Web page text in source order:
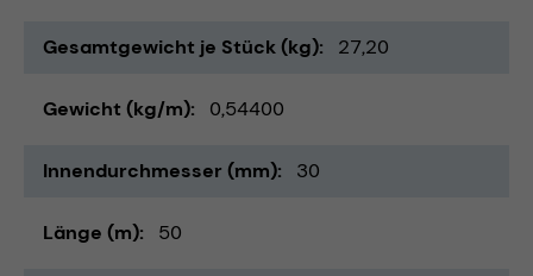
Gesamtgewicht je Stück (kg) 27,20
Gewicht (kg/m) 0,54400
Innendurchmesser (mm) 30
Länge (m) 50